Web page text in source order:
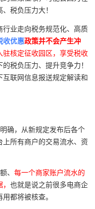
税负压力大！
业走向税务规范化、高质
收优惠政策并不会产生冲
驻核定征收园区，享受税收
税负压力、提升竞争力！
联网信息报送规定解读和
确，从新规定发布后各个
所有商户的交易流水、资
、 每一个商家账户流水的
也就是说之前很多电商企
都将被核查。